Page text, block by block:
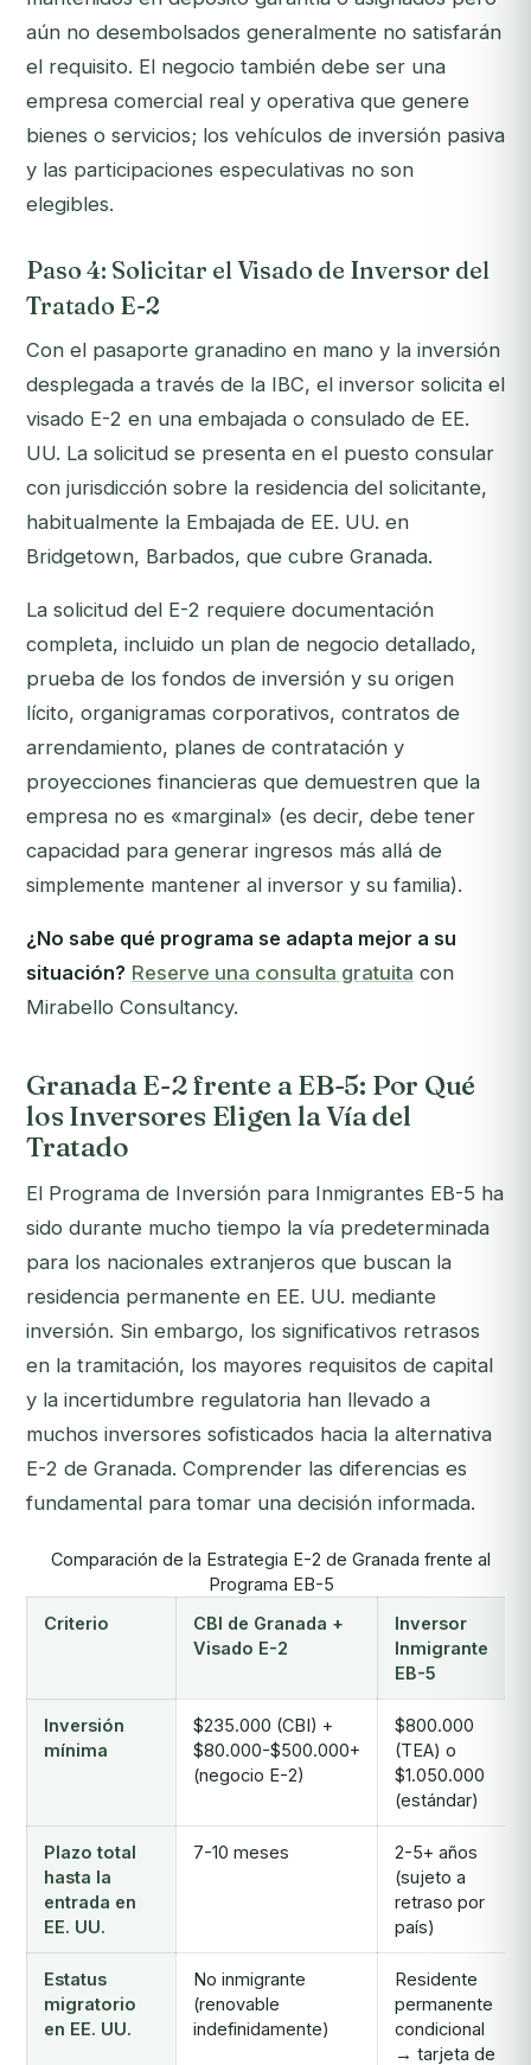
aún no desembolsados generalmente no satisfarán
el requisito. El negocio también debe ser una
empresa comercial real y operativa que genere
bienes o servicios; los vehículos de inversión pasiva
y las participaciones especulativas no son
elegibles.
Paso 4: Solicitar el Visado de Inversor del
Tratado E-2
Con el pasaporte granadino en mano y la inversión
desplegada a través de la IBC, el inversor solicita el
visado E-2 en una embajada o consulado de EE.
UU. La solicitud se presenta en el puesto consular
con jurisdicción sobre la residencia del solicitante,
habitualmente la Embajada de EE. UU. en
Bridgetown, Barbados, que cubre Granada.
La solicitud del E-2 requiere documentación
completa, incluido un plan de negocio detallado,
prueba de los fondos de inversión y su origen
lícito, organigramas corporativos, contratos de
arrendamiento, planes de contratación y
proyecciones financieras que demuestren que la
empresa no es «marginal» (es decir, debe tener
capacidad para generar ingresos más allá de
simplemente mantener al inversor y su familia).
¿No sabe qué programa se adapta mejor a su
situación? Reserve una consulta gratuita con
Mirabello Consultancy.
Granada E-2 frente a EB-5: Por Qué
los Inversores Eligen la Vía del
Tratado
El Programa de Inversión para Inmigrantes EB-5 ha
sido durante mucho tiempo la vía predeterminada
para los nacionales extranjeros que buscan la
residencia permanente en EE. UU. mediante
inversión. Sin embargo, los significativos retrasos
en la tramitación, los mayores requisitos de capital
y la incertidumbre regulatoria han llevado a
muchos inversores sofisticados hacia la alternativa
E-2 de Granada. Comprender las diferencias es
fundamental para tomar una decisión informada.
Comparación de la Estrategia E-2 de Granada frente al
Programa EB-5
Criterio
CBI de Granada +
Visado E-2
Inversor
Inmigrante
EB-5
Inversión
mínima
$235.000 (CBI) +
$80.000-$500.000+
(negocio E-2)
$800.000
(TEA) o
$1.050.000
(estándar)
Plazo total
hasta la
entrada en
EE. UU.
7-10 meses
2-5+ años
(sujeto a
retraso por
país)
Estatus
migratorio
en EE. UU.
No inmigrante
(renovable
indefinidamente)
Residente
permanente
condicional
→ tarjeta de